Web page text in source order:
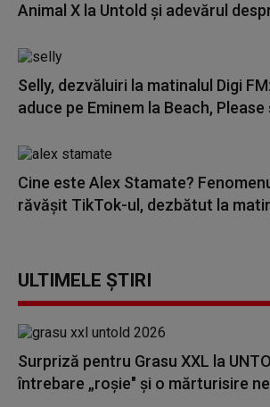
Animal X la Untold și adevărul
Selly, dezvăluiri la matinalul Digi
aduce pe Eminem la Beach, Please
Cine este Alex Stamate?
răvășit TikTok-ul, dezbătut la
ULTIMELE ȘTIRI
Surpriză pentru Grasu XXL la
întrebare „roșie" și o mărturisire